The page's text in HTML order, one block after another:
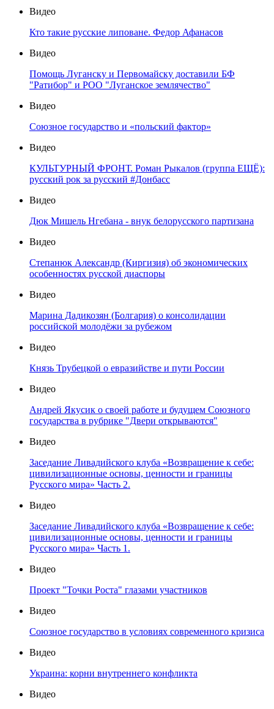
Видео
Кто такие русские липоване. Федор Афанасов
Видео
Помощь Луганску и Первомайску доставили БФ
"Ратибор" и РОО "Луганское землячество"
Видео
Союзное государство и «польский фактор»
Видео
КУЛЬТУРНЫЙ ФРОНТ. Роман Рыкалов (группа ЕЩЁ):
русский рок за русский #Донбасс
Видео
Дюк Мишель Нгебана - внук белорусского партизана
Видео
Степанюк Александр (Киргизия) об экономических
особенностях русской диаспоры
Видео
Марина Дадикозян (Болгария) о консолидации
российской молодёжи за рубежом
Видео
Князь Трубецкой о евразийстве и пути России
Видео
Андрей Якусик о своей работе и будущем Союзного
государства в рубрике "Двери открываются"
Видео
Заседание Ливадийского клуба «Возвращение к себе:
цивилизационные основы, ценности и границы
Русского мира» Часть 2.
Видео
Заседание Ливадийского клуба «Возвращение к себе:
цивилизационные основы, ценности и границы
Русского мира» Часть 1.
Видео
Проект "Точки Роста" глазами участников
Видео
Союзное государство в условиях современного кризиса
Видео
Украина: корни внутреннего конфликта
Видео